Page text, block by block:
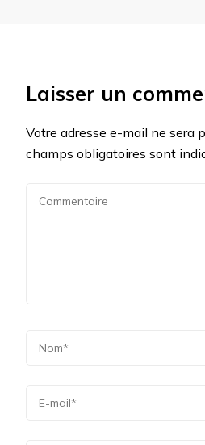
Laisser un
Votre adresse e-mail ne sera
champs obligatoires sont